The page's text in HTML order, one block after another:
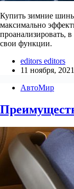
Купить зимние
максимально
проанализировать,
свои функции.
editors editors
11 ноября, 2021
АвтоМир